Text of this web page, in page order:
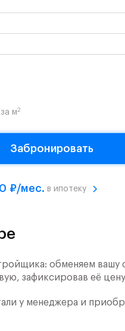
м2
Забронировать
₽/мес. в ипотеку
обменяем вашу
зафиксировав её
у менеджера и